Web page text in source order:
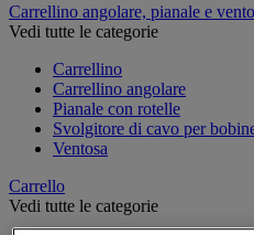
Carrellino angolare, pianale e
Vedi tutte le categorie
Carrellino
Carrellino angolare
Pianale con rotelle
Svolgitore di cavo per
Ventosa
Carrello
Vedi tutte le categorie